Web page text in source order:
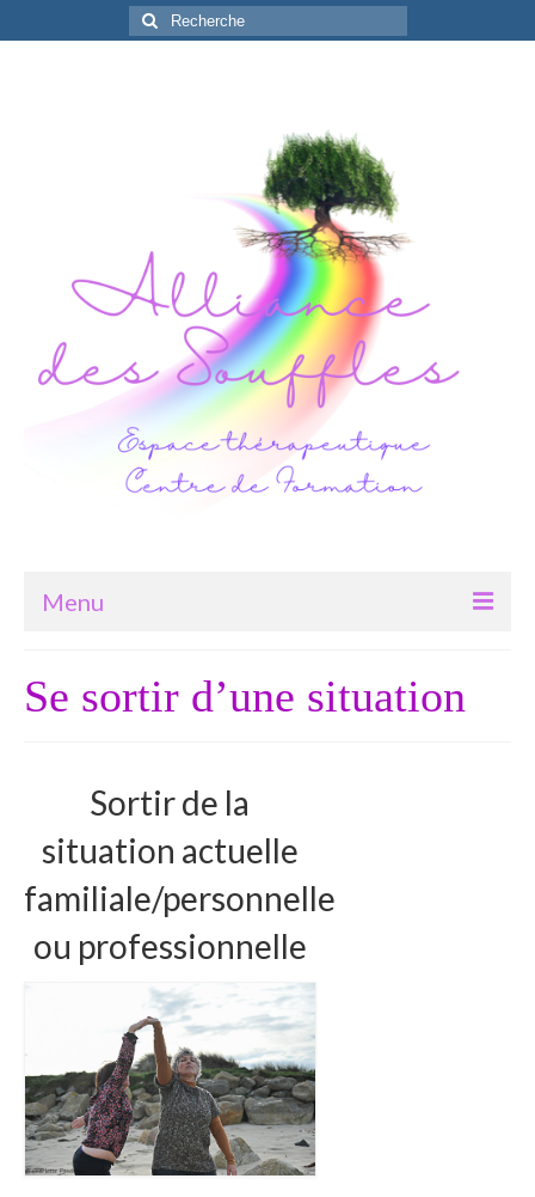
Rechercher
:
Menu
Accompagnements
Soin-Massage
…ma grossesse et ma vie de bébé
…dans ma peau d’ado
…dans mon corps
…dans mon corps qui vieillit
Constellations Systémiques Familiales
Karmiques Chamaniques Animales
Tarot-Constellation
Soin de l’Aura
Se sortir d’une situation
Sortir de la
situation actuelle
familiale/personnelle
ou professionnelle